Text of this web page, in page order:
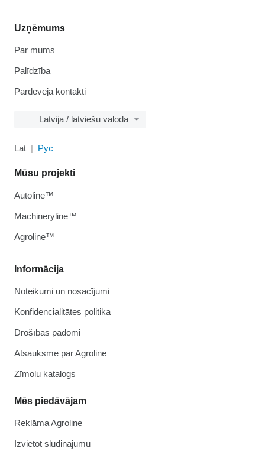
Uzņēmums
Par mums
Palīdzība
Pārdevēja kontakti
Latvija / latviešu valoda
Lat Рус
Informācija
Noteikumi un nosacījumi
Konfidencialitātes politika
Drošības padomi
Atsauksme par Agroline
Zīmolu katalogs
Mēs piedāvājam
Reklāma Agroline
Izvietot sludinājumu
Mūsu projekti
Autoline™
Machineryline™
Agroline™